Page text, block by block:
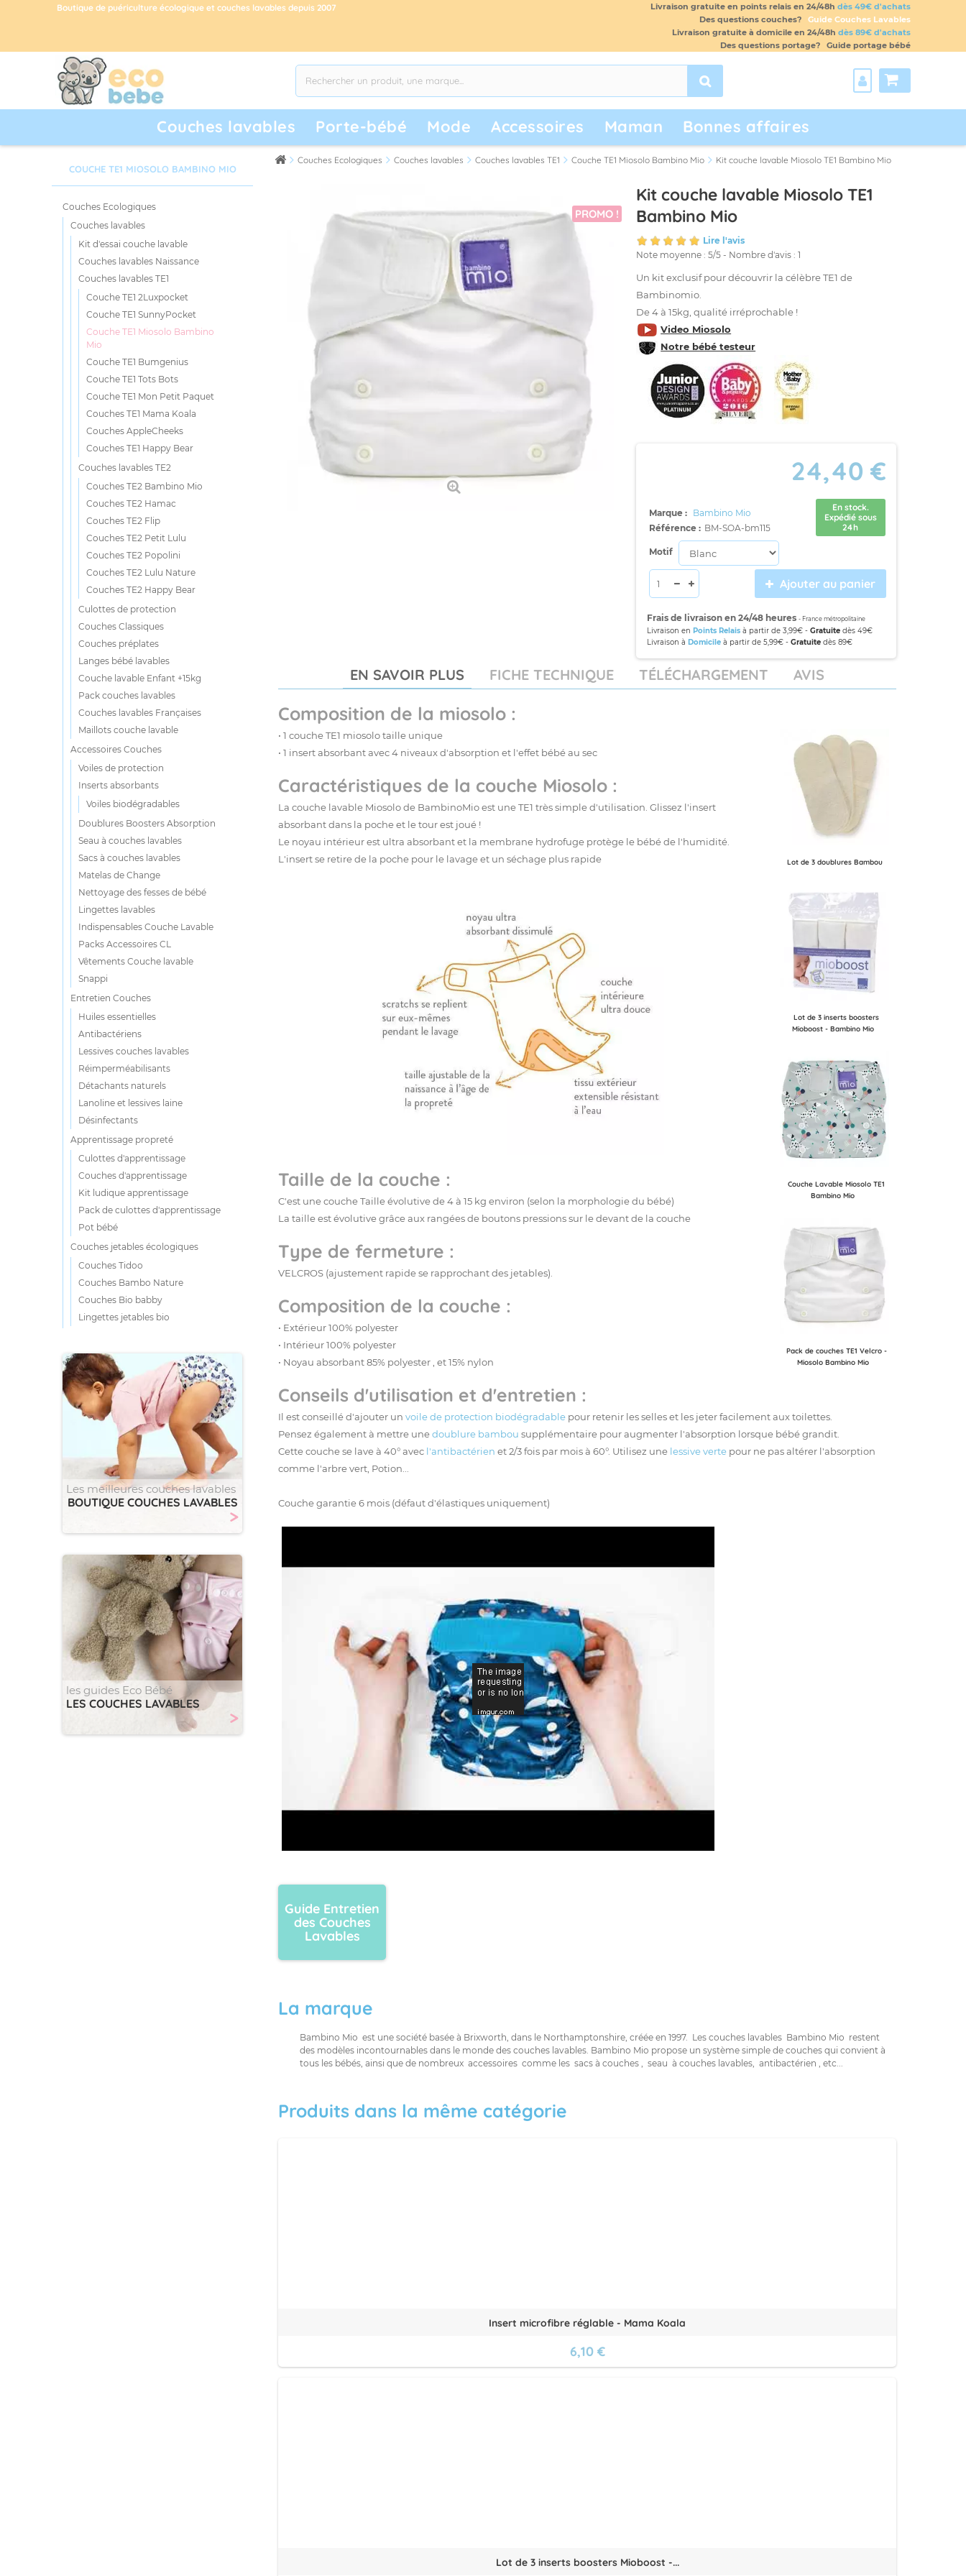
Boutique de puériculture écologique et couches lavables depuis 2007 Livraison gratuite en points relais en 24/48h dès 49€ d'achats
Des questions couches?
Guide Couches Lavables
Livraison gratuite à domicile en 24/48h dès 89€ d'achats
Des questions portage?
Guide portage bébé
Couches lavables Porte-bébé Mode Accessoires Maman Bonnes affaires
COUCHE TE1 MIOSOLO BAMBINO MIO
Couches Ecologiques
Couches lavables
Kit d'essai couche lavable
Couches lavables Naissance
Couches lavables TE1
Couche TE1 2Luxpocket
Couche TE1 SunnyPocket
Couche TE1 Miosolo Bambino
Mio
Couche TE1 Bumgenius
Couche TE1 Tots Bots
Couche TE1 Mon Petit Paquet
Couches TE1 Mama Koala
Couches AppleCheeks
Couches TE1 Happy Bear
Couches lavables TE2
Couches TE2 Bambino Mio
Couches TE2 Hamac
Couches TE2 Flip
Couches TE2 Petit Lulu
Couches TE2 Popolini
Couches TE2 Lulu Nature
Couches TE2 Happy Bear
Culottes de protection
Couches Classiques
Couches préplates
Langes bébé lavables
Couche lavable Enfant +15kg
Pack couches lavables
Couches lavables Françaises
Maillots couche lavable
Accessoires Couches
Voiles de protection
Inserts absorbants
Voiles biodégradables
Doublures Boosters Absorption
Seau à couches lavables
Sacs à couches lavables
Matelas de Change
Nettoyage des fesses de bébé
Lingettes lavables
Indispensables Couche Lavable
Packs Accessoires CL
Vêtements Couche lavable
Snappi
Entretien Couches
Huiles essentielles
Antibactériens
Lessives couches lavables
Réimperméabilisants
Détachants naturels
Lanoline et lessives laine
Désinfectants
Apprentissage propreté
Culottes d'apprentissage
Couches d'apprentissage
Kit ludique apprentissage
Pack de culottes d'apprentissage
Pot bébé
Couches jetables écologiques
Couches Tidoo
Couches Bambo Nature
Couches Bio babby
Lingettes jetables bio
Les meilleures couches lavables
BOUTIQUE COUCHES LAVABLES
>
les guides Eco Bébé
LES COUCHES LAVABLES
>
Couches Ecologiques Couches lavables Couches lavables TE1 Couche TE1 Miosolo Bambino Mio Kit couche lavable Miosolo TE1 Bambino Mio
PROMO !
Kit couche lavable Miosolo TE1
Bambino Mio
Lire l'avis
Note moyenne :5/5 - Nombre d'avis : 1
Un kit exclusif pour découvrir la célèbre TE1 de
Bambinomio.
De 4 à 15kg, qualité irréprochable !
Video Miosolo
Notre bébé testeur
24,40 €
Marque : Bambino Mio
Référence : BM-SOA-bm115
En stock.
Expédié sous
24h
Motif
Ajouter au panier
Frais de livraison en 24/48 heures - France métropolitaine
Livraison en Points Relaisà partir de 3,99€ - Gratuitedès 49€
Livraison à Domicileà partir de 5,99€ - Gratuitedès 89€
EN SAVOIR PLUS FICHE TECHNIQUE TÉLÉCHARGEMENT AVIS
Lot de 3 doublures Bambou
Lot de 3 inserts boosters
Mioboost - Bambino Mio
Couche Lavable Miosolo TE1
Bambino Mio
Pack de couches TE1 Velcro -
Miosolo Bambino Mio
Composition de la miosolo :
• 1 couche TE1 miosolo taille unique
• 1 insert absorbantavec 4 niveaux d'absorption et l'effet bébé au sec
Caractéristiques de la couche Miosolo :
La couche lavable Miosolo de BambinoMioest une TE1 très simple d'utilisation. Glissez l'insert
absorbant dans la poche et le tour est joué !
Le noyau intérieur est ultra absorbant et la membrane hydrofuge protège le bébé de l'humidité.
L'insert se retire de la poche pour le lavage et un séchage plus rapide
Taille de la couche :
C'est une couche Taille évolutive de 4 à 15 kg environ (selon la morphologie du bébé)
La taille est évolutive grâce aux rangées de boutons pressions sur le devant de la couche
Type de fermeture :
VELCROS (ajustement rapide se rapprochant des jetables).
Composition de la couche :
• Extérieur 100% polyester
• Intérieur 100% polyester
• Noyau absorbant 85% polyester , et 15% nylon
Conseils d'utilisation et d'entretien :
Il est conseillé d'ajouter unvoile de protection biodégradable pour retenir les selles et les jeter facilement aux toilettes.
Pensez également à mettre unedoublure bambou supplémentaire pour augmenter l'absorption lorsque bébé grandit.
Cette couche se lave à 40° avec l'antibactérien et 2/3 fois par mois à 60°. Utilisez une lessive verte pour ne pas altérer l'absorption
comme l'arbre vert, Potion...
Couche garantie 6 mois (défaut d'élastiques uniquement)
Guide Entretien
des Couches
Lavables
La marque
Bambino Mio est une société basée à Brixworth, dans le Northamptonshire, créée en 1997. Les couches lavables Bambino Mio restent
des modèles incontournables dans le monde des couches lavables. Bambino Mio propose un système simple de couches qui convient à
tous les bébés, ainsi que de nombreux accessoires comme les sacs à couches , seau à couches lavables, antibactérien , etc...
Produits dans la même catégorie
Insert microfibre réglable - Mama Koala
6,10 €
Lot de 3 inserts boosters Mioboost -...